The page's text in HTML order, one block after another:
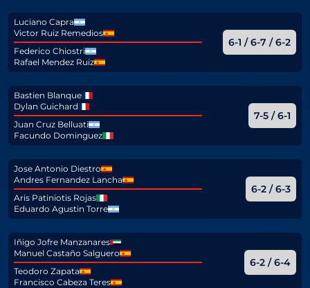
Luciano Capra
Victor Ruiz Remedios
Federico Chiostri
Rafael Mendez Ruiz
6-1 / 6-7 / 6-2
Bastien Blanque
Dylan Guichard
Juan Cruz Belluati
Facundo Dominguez
7-5 / 6-1
Jose Antonio Diestro
Andres Fernandez Lancha
Aris Patiniotis Rojas
Eduardo Agustin Torre
6-2 / 6-3
Iñigo Jofre Manzanares
Manuel Castaño Salguero
Teodoro Zapata
Francisco Cabeza Teres
6-2 / 6-4